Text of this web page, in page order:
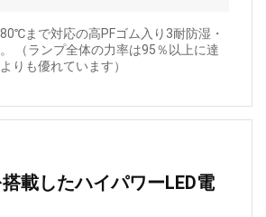
まで対応の高PFゴム入り3耐防湿・
（ランプ全体の力率は95％以上に達
りも優れています）
載したハイパワーLED電